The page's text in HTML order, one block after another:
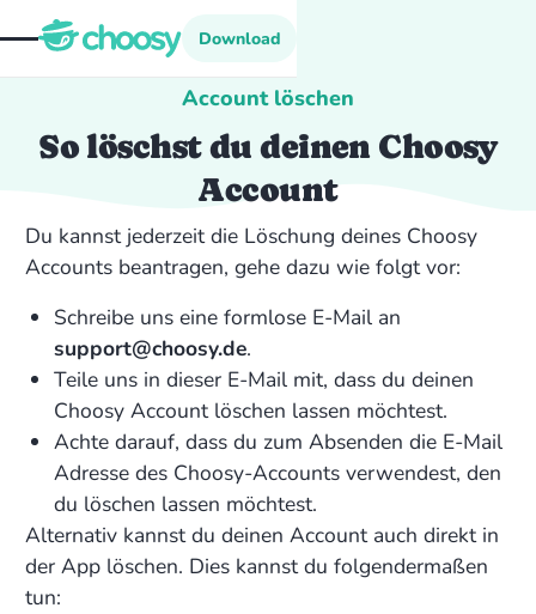
Download
Download
Account löschen
So löschst du deinen Choosy
Account
Du kannst jederzeit die Löschung deines Choosy
Accounts beantragen, gehe dazu wie folgt vor:
Schreibe uns eine formlose E-Mail an
support@choosy.de.
Teile uns in dieser E-Mail mit, dass du deinen
Choosy Account löschen lassen möchtest.
Achte darauf, dass du zum Absenden die E-Mail
Adresse des Choosy-Accounts verwendest, den
du löschen lassen möchtest.
Alternativ kannst du deinen Account auch direkt in
der App löschen. Dies kannst du folgendermaßen
tun: